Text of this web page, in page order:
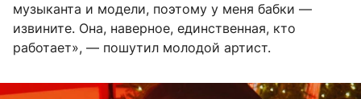
музыканта и модели, поэтому у меня бабки —
извините. Она, наверное, единственная, кто
работает», — пошутил молодой артист.